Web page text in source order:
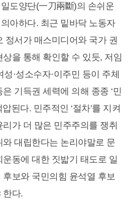
도양단(一刀兩斷)의 손쉬운
아하다. 최근 밑바닥 노동자
정서가 매스미디어와 국가 권
을 통해 확인할 수 있듯, 저임
성·성소수자·이주민 등이 주체
기득권 세력에 의해 종종 ‘민
된다. 민주적인 ‘절차’를 지켜
가 더 많은 민주주의를 쟁취
대립한다는 논리야말로 문
동에 대한 짓밟기 태도로 일
보와 국민의힘 윤석열 후보
한다.